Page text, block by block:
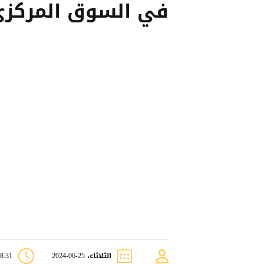
في السوق
الثلاثاء، 25-06-2024